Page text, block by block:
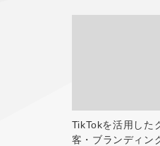
TikTokを活用した
客・ブランディン